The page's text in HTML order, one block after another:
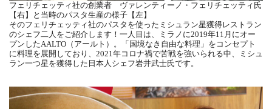
フェリチェッティ社の創業者 ヴァレンティーノ・フェリチェッティ氏
【右】と当時のパスタ生産の様子【左】
そのフェリチェッティ社のパスタを使ったミシュラン星獲得レストラン
のシェフ二人をご紹介します！一人目は、ミラノに2019年11月にオー
プンしたAALTO（アールト）。「国境なき自由な料理」をコンセプト
に料理を展開しており、2021年コロナ禍で苦戦を強いられる中、ミシュ
ラン一つ星を獲得した日本人シェフ岩井武士氏です。